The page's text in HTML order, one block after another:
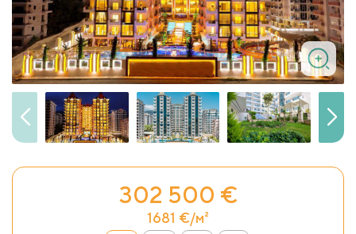
302 500 €
1681 €/м²